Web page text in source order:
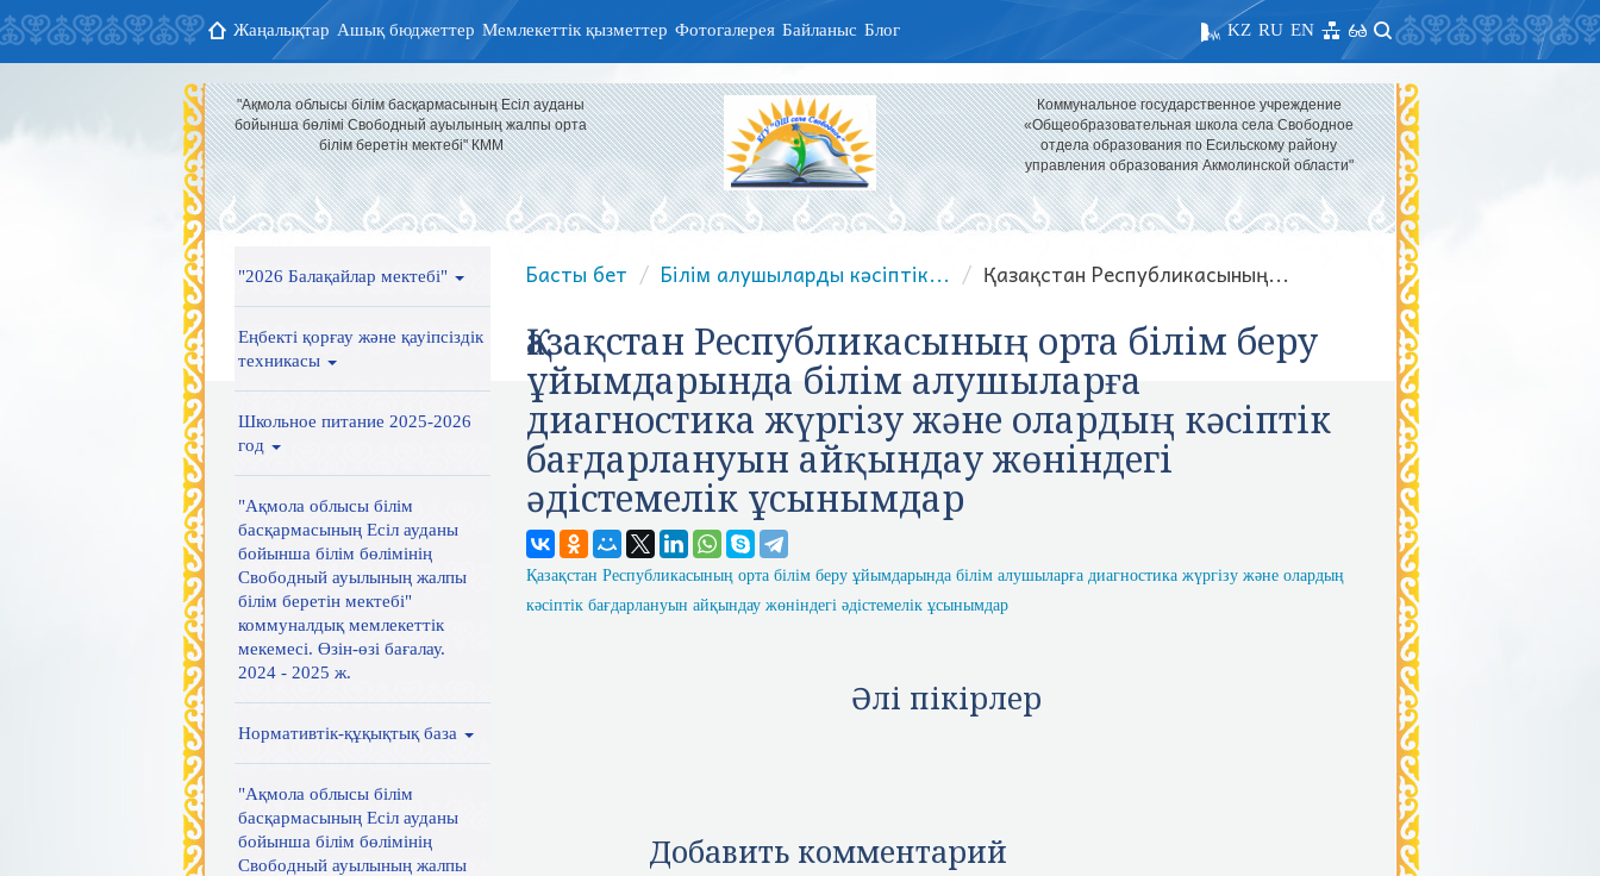
Жаңалықтар Ашық бюджеттер Мемлекеттік қызметтер Фотогалерея Байланыс Блог EN
RU
KZ
"Ақмола облысы білім басқармасының Есіл ауданы
бойынша бөлімі Свободный ауылының жалпы орта
білім беретін мектебі" КММ
Коммунальное государственное учреждение
«Общеобразовательная школа села Свободное
отдела образования по Есильскому району
управления образования Акмолинской области"
"2026 Балақайлар мектебі"
Еңбекті қорғау және қауіпсіздік
техникасы
Школьное питание 2025-2026
год
"Ақмола облысы білім
басқармасының Есіл ауданы
бойынша білім бөлімінің
Свободный ауылының жалпы
білім беретін мектебі"
коммуналдық мемлекеттік
мекемесі. Өзін-өзі бағалау.
2024 - 2025 ж.
Нормативтік-құқықтық база
"Ақмола облысы білім
басқармасының Есіл ауданы
бойынша білім бөлімінің
Свободный ауылының жалпы
Басты бет Білім алушыларды кәсіптік... Қазақстан Республикасының...
Қазақстан Республикасының орта білім беру
ұйымдарында білім алушыларға
диагностика жүргізу және олардың кәсіптік
бағдарлануын айқындау жөніндегі
әдістемелік ұсынымдар
Қазақстан Республикасының орта білім беру ұйымдарында білім алушыларға диагностика жүргізу және олардың
кәсіптік бағдарлануын айқындау жөніндегі әдістемелік ұсынымдар
Әлі пікірлер
Добавить комментарий